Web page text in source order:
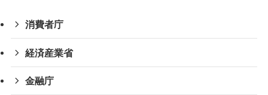
消費者庁
経済産業省
金融庁